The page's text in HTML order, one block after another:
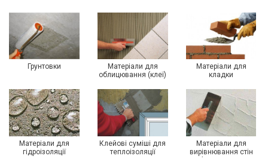
Грунтовки
Матеріали для
облицювання (клеї)
Матеріали для
кладки
Матеріали для
гідроізоляції
Клейові суміші для
теплоізоляції
Матеріали для
вирівнювання стін
(штукатурки,